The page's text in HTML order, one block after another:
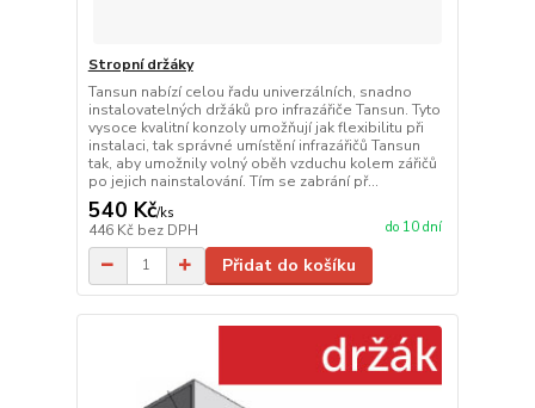
Stropní držáky
Tansun nabízí celou řadu univerzálních, snadno
instalovatelných držáků pro infrazářiče Tansun. Tyto
vysoce kvalitní konzoly umožňují jak flexibilitu při
instalaci, tak správné umístění infrazářičů Tansun
tak, aby umožnily volný oběh vzduchu kolem zářičů
po jejich nainstalování. Tím se zabrání př...
540 Kč/ks
446 Kč bez DPH do 10 dní
Přidat do košíku